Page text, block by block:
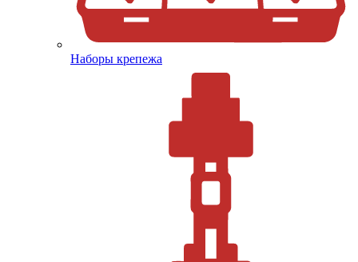
Наборы крепежа